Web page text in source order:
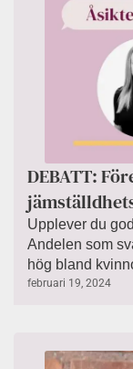
DEBATT:
Upplever du
Andelen som
hög bland
februari 19, 2024